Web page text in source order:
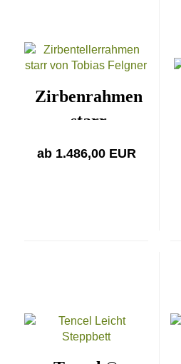
Zirbenrahmen
starr
ab 1.486,00 EUR